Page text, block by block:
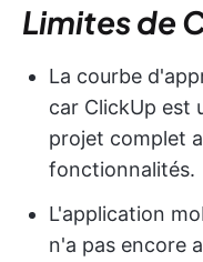
Limites de
La courbe
car ClickUp est
projet complet
fonctionnalités.
L'application
n'a pas encore